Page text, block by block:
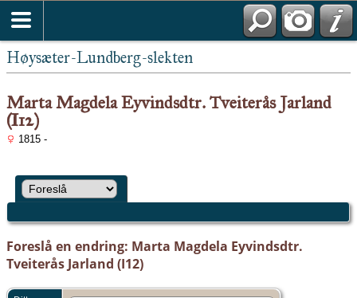
Høysæter-Lundberg-slekten
Marta Magdela Eyvindsdtr. Tveiterås Jarland
(I12)
1815 -
Foreslå en endring: Marta Magdela Eyvindsdtr.
Tveiterås Jarland (I12)